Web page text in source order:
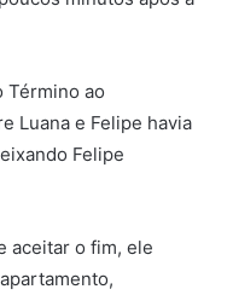
Término ao
Luana e Felipe havia
Felipe
aceitar o fim, ele